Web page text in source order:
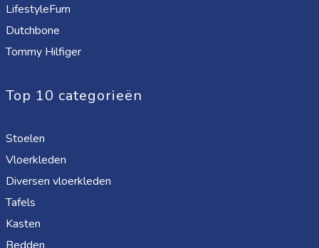
LifestyleFurn
Dutchbone
Tommy Hilfiger
Top 10 categorieën
Stoelen
Vloerkleden
Diversen vloerkleden
Tafels
Kasten